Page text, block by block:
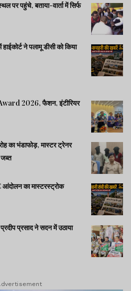
पर पहुंचे, बताया-वार्ता में सिर्फ
2026, फैशन, इंटीरियर
का भंडाफोड़, मास्टर ट्रेनर
का मास्टरस्ट्रोक
प्रसाद ने सदन में उठाया